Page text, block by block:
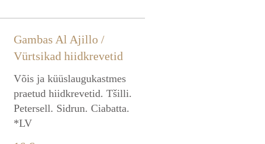
Gambas Al Ajillo /
Vürtsikad hiidkrevetid
Võis ja küüslaugukastmes
praetud hiidkrevetid. Tšilli.
Petersell. Sidrun. Ciabatta.
*LV